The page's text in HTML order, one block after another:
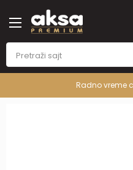
Radno vreme